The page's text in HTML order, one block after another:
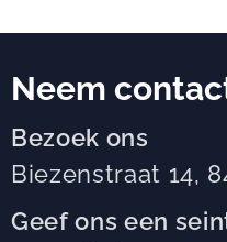
Neem
Bezoek ons
Biezenstraat 14,
Geef ons een